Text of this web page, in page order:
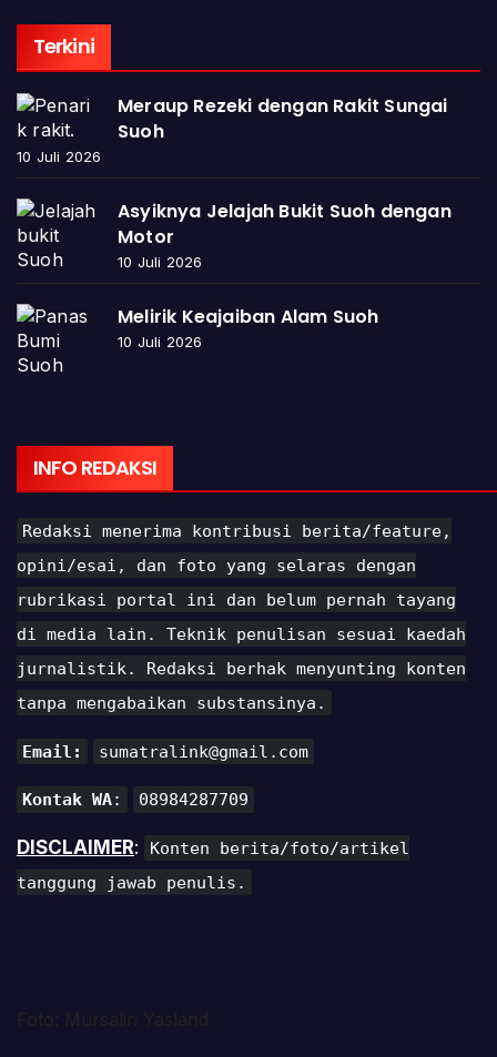
Terkini
Meraup Rezeki dengan Rakit Sungai
Suoh
10 Juli 2026
Asyiknya Jelajah Bukit Suoh dengan
Motor
10 Juli 2026
Melirik Keajaiban Alam Suoh
10 Juli 2026
INFO REDAKSI
Redaksi menerima kontribusi berita/feature,
opini/esai, dan foto yang selaras dengan
rubrikasi portal ini dan belum pernah tayang
di media lain. Teknik penulisan sesuai kaedah
jurnalistik. Redaksi berhak menyunting konten
tanpa mengabaikan substansinya.
Email: sumatralink@gmail.com
Kontak WA: 08984287709
DISCLAIMER:
Konten berita/foto/artikel
tanggung jawab penulis.